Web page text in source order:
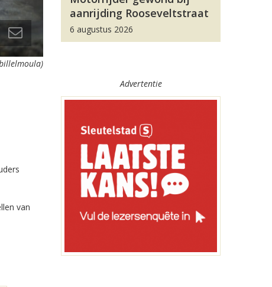
van
aanrijding Rooseveltstraat
6 augustus 2026
Advertentie